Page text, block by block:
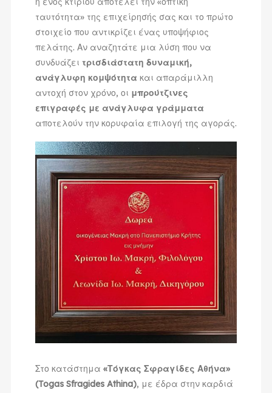
ταυτότητα» της επιχείρησής σας και το πρώτο
στοιχείο που αντικρίζει ένας υποψήφιος
πελάτης. Αν αναζητάτε μια λύση που να
συνδυάζει τρισδιάστατη δυναμική,
ανάγλυφη κομψότητα και απαράμιλλη
αντοχή στον χρόνο, οι μπρούτζινες
επιγραφές με ανάγλυφα γράμματα
αποτελούν την κορυφαία επιλογή της αγοράς.
Στο κατάστημα «Τόγκας Σφραγίδες Αθήνα»
(Togas Sfragides Athina), με έδρα στην καρδιά